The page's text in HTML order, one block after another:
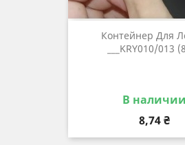
Контейнер Для
___KRY010/013
В наличии
Цена
8,74 ₴